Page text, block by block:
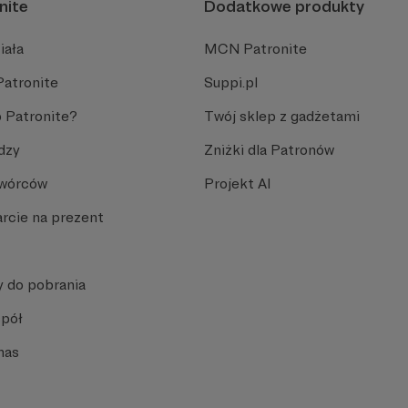
Patronite?
na prezent
do pobrania
Dodatkowe produkty
MCN Patronite
Suppi.pl
Twój sklep z gadżetami
Zniżki dla Patronów
Projekt AI